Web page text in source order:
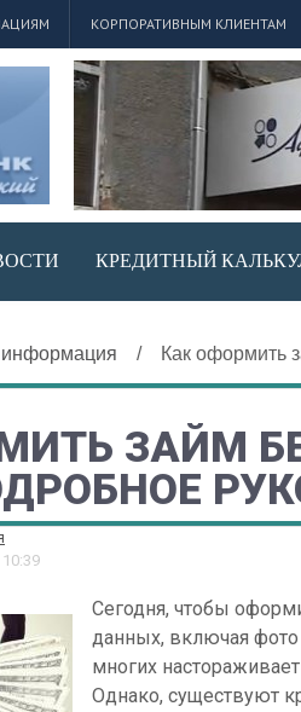
КОРПОРАТИВНЫМ КЛИЕНТАМ
КРЕДИТНЫЙ
/ Как оформить
ЗАЙМ
Сегодня, чтобы
данных, включая фото
многих
Однако, существуют